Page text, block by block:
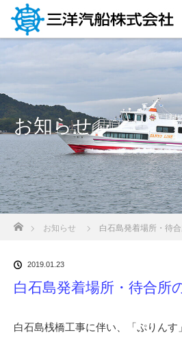
お知らせ
ホーム
お知らせ 白石島発着場所・待
2019.01.23
白石島発着場所・待合所
白石島桟橋工事に伴い、「ぷりんす